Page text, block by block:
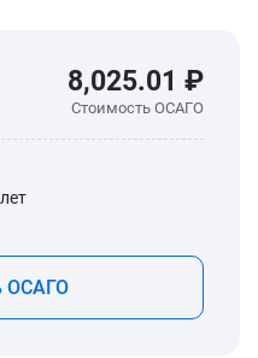
8,025.01 ₽
Стоимость ОСАГО
ОСАГО